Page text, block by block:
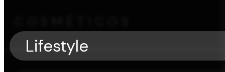
Lifestyle